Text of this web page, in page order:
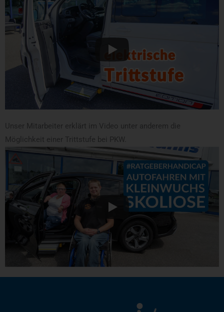
Unser Mitarbeiter erklärt im Video unter anderem die
Möglichkeit einer Trittstufe bei PKW.